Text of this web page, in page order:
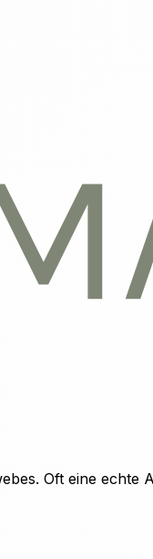
Oft eine echte